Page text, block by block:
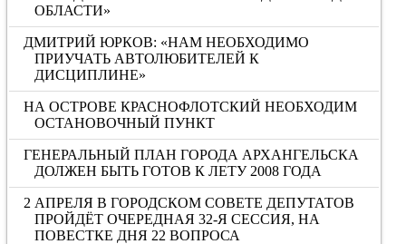
ОБЛАСТИ»
ДМИТРИЙ ЮРКОВ: «НАМ НЕОБХОДИМО
ПРИУЧАТЬ АВТОЛЮБИТЕЛЕЙ К
ДИСЦИПЛИНЕ»
НА ОСТРОВЕ КРАСНОФЛОТСКИЙ НЕОБХОДИМ
ОСТАНОВОЧНЫЙ ПУНКТ
ГЕНЕРАЛЬНЫЙ ПЛАН ГОРОДА АРХАНГЕЛЬСКА
ДОЛЖЕН БЫТЬ ГОТОВ К ЛЕТУ 2008 ГОДА
2 АПРЕЛЯ В ГОРОДСКОМ СОВЕТЕ ДЕПУТАТОВ
ПРОЙДЁТ ОЧЕРЕДНАЯ 32-Я СЕССИЯ, НА
ПОВЕСТКЕ ДНЯ 22 ВОПРОСА